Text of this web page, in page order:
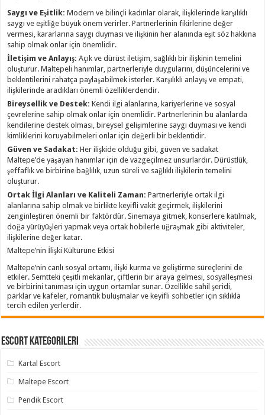
Saygı ve Eşitlik: Modern ve bilinçli kadınlar olarak, ilişkilerinde karşılıklı
saygı ve eşitliğe büyük önem verirler. Partnerlerinin fikirlerine değer
vermesi, kararlarına saygı duyması ve ilişkinin her alanında eşit söz hakkına
sahip olmak onlar için önemlidir.
İletişim ve Anlayış: Açık ve dürüst iletişim, sağlıklı bir ilişkinin temelini
oluşturur. Maltepeli hanımlar, partnerleriyle duygularını, düşüncelerini ve
beklentilerini rahatça paylaşabilmek isterler. Karşılıklı anlayış ve empati,
ilişkilerinde aradıkları önemli özelliklerdendir.
Bireysellik ve Destek: Kendi ilgi alanlarına, kariyerlerine ve sosyal
çevrelerine sahip olmak onlar için önemlidir. Partnerlerinin bu alanlarda
kendilerine destek olması, bireysel gelişimlerine saygı duyması ve kendi
kimliklerini koruyabilmeleri onlar için değerli bir beklentidir.
Güven ve Sadakat: Her ilişkide olduğu gibi, güven ve sadakat
Maltepe’de yaşayan hanımlar için de vazgeçilmez unsurlardır. Dürüstlük,
şeffaflık ve birbirine bağlılık, uzun süreli ve sağlıklı ilişkilerin temelini
oluşturur.
Ortak İlgi Alanları ve Kaliteli Zaman: Partnerleriyle ortak ilgi
alanlarına sahip olmak ve birlikte keyifli vakit geçirmek, ilişkilerini
zenginleştiren önemli bir faktördür. Sinemaya gitmek, konserlere katılmak,
doğa yürüyüşleri yapmak veya ortak hobilerle uğraşmak gibi aktiviteler,
ilişkilerine değer katar.
Maltepe’nin İlişki Kültürüne Etkisi
Maltepe’nin canlı sosyal ortamı, ilişki kurma ve geliştirme süreçlerini de
etkiler. Semtteki çeşitli mekanlar, çiftlerin bir araya gelmesi, sosyalleşmesi
ve birbirini tanıması için uygun ortamlar sunar. Özellikle sahil şeridi,
parklar ve kafeler, romantik buluşmalar ve keyifli sohbetler için sıklıkla
tercih edilen yerlerdir.
Escort Kategorileri
Kartal Escort
Maltepe Escort
Pendik Escort